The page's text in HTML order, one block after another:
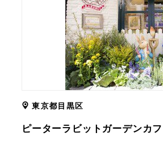
東京都目黒区
ピーターラビットガーデンカ